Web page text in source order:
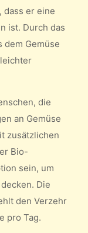
dass er eine
ist. Durch das
dem Gemüse
die
an Gemüse
zusätzlichen
Bio-
sein, um
Die
den Verzehr
pro Tag.